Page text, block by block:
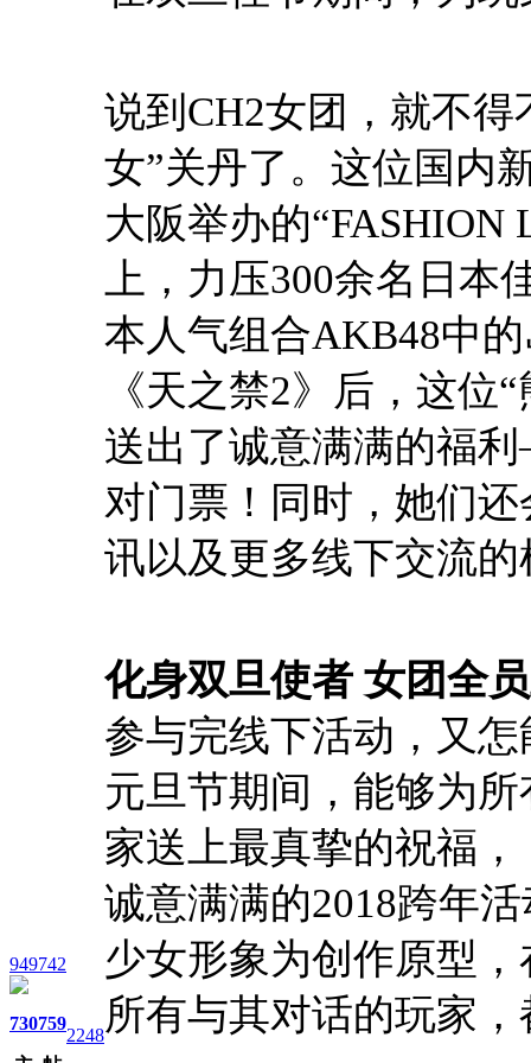
949742
730759
2248
说到CH2女团，就不
女”关丹了。这位国内
大阪举办的“FASHION
上，力压300余名日本
本人气组合AKB48中
《天之禁2》后，这位
送出了诚意满满的福
对门票！同时，她们
讯以及更多线下交流
化身双旦使者 女团全
参与完线下活动，又
元旦节期间，能够为
家送上最真挚的祝福
诚意满满的2018跨年
少女形象为创作原型
所有与其对话的玩家